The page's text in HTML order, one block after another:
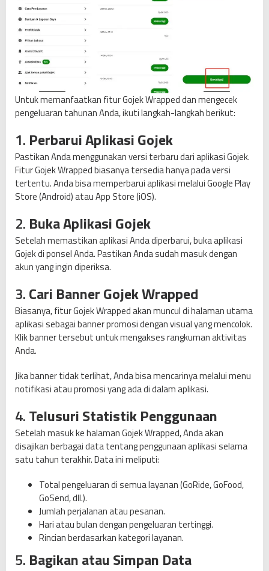
Untuk memanfaatkan fitur Gojek Wrapped dan mengecek
pengeluaran tahunan Anda, ikuti langkah-langkah berikut:
1. Perbarui Aplikasi Gojek
Pastikan Anda menggunakan versi terbaru dari aplikasi Gojek.
Fitur Gojek Wrapped biasanya tersedia hanya pada versi
tertentu. Anda bisa memperbarui aplikasi melalui Google Play
Store (Android) atau App Store (iOS).
2. Buka Aplikasi Gojek
Setelah memastikan aplikasi Anda diperbarui, buka aplikasi
Gojek di ponsel Anda. Pastikan Anda sudah masuk dengan
akun yang ingin diperiksa.
3.Cari Banner Gojek Wrapped
Biasanya, fitur Gojek Wrapped akan muncul di halaman utama
aplikasi sebagai banner promosi dengan visual yang mencolok.
Klik banner tersebut untuk mengakses rangkuman aktivitas
Anda.
Jika banner tidak terlihat, Anda bisa mencarinya melalui menu
notifikasi atau promosi yang ada di dalam aplikasi.
4.Telusuri Statistik Penggunaan
Setelah masuk ke halaman Gojek Wrapped, Anda akan
disajikan berbagai data tentang penggunaan aplikasi selama
satu tahun terakhir. Data ini meliputi:
Total pengeluaran di semua layanan (GoRide, GoFood,
GoSend, dll.).
Jumlah perjalanan atau pesanan.
Hari atau bulan dengan pengeluaran tertinggi.
Rincian berdasarkan kategori layanan.
5. Bagikan atau Simpan Data